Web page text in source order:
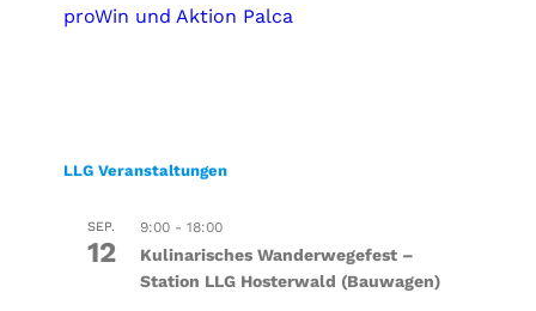
proWin und Aktion Palca
LLG Veranstaltungen
SEP.
12
9:00- 18:00
Kulinarisches Wanderwegefest –
Station LLG Hosterwald (Bauwagen)